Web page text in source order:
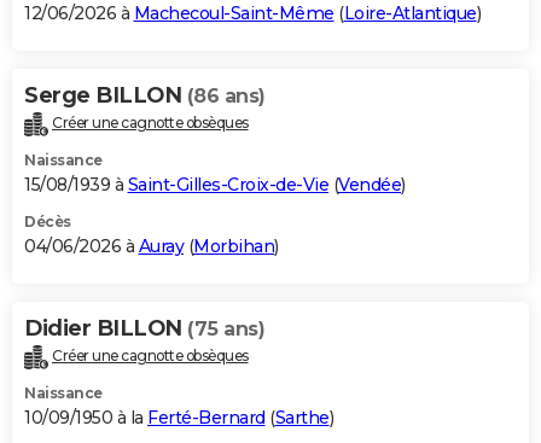
12/06/2026 à Machecoul-Saint-Même (Loire-Atlantique)
Serge BILLON (86 ans)
Créer une cagnotte obsèques
Naissance
15/08/1939 à Saint-Gilles-Croix-de-Vie (Vendée)
Décès
04/06/2026 à Auray(Morbihan)
Didier BILLON (75 ans)
Créer une cagnotte obsèques
Naissance
10/09/1950 à la Ferté-Bernard (Sarthe)